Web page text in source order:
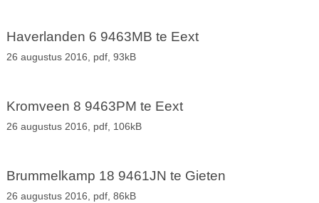
Haverlanden 6 9463MB te Eext
26 augustus 2016, pdf, 93kB
Kromveen 8 9463PM te Eext
26 augustus 2016, pdf, 106kB
Brummelkamp 18 9461JN te Gieten
26 augustus 2016, pdf, 86kB